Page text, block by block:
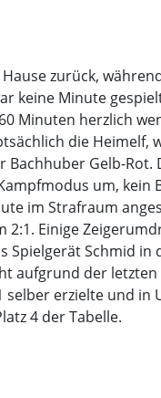
zurück,
keine Minute
Minuten herzlich
die
Gelb-Rot.
um,
im Strafraum
Einige
Schmid
aufgrund der
erzielte und
4 der Tabelle.